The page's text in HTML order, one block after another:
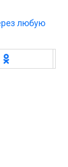
любую